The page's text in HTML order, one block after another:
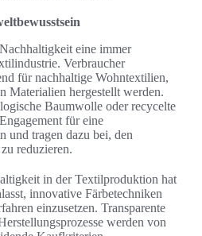
eine immer
Verbraucher
für nachhaltige Wohntextilien,
Materialien hergestellt werden.
Baumwolle oder recycelte
für eine
und tragen dazu bei, den
reduzieren.
in der Textilproduktion hat
innovative Färbetechniken
einzusetzen. Transparente
werden von